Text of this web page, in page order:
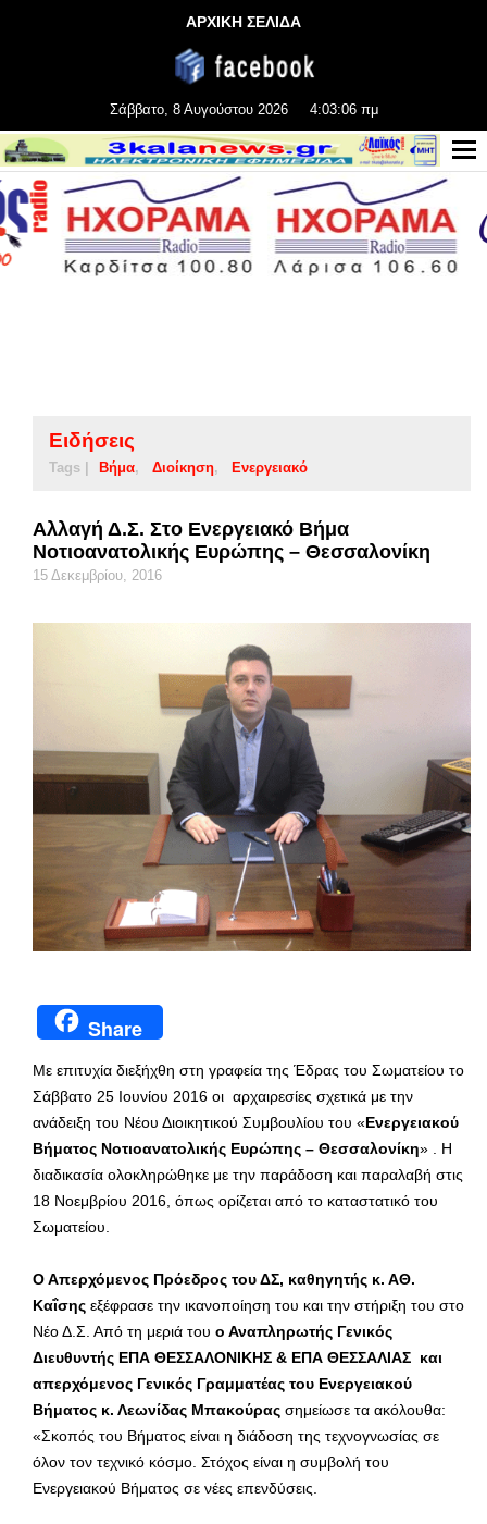
ΑΡΧΙΚΗ ΣΕΛΙΔΑ
Σάββατο, 8 Αυγούστου 2026 4:03:06 πμ
Ειδήσεις
Tags | Βήμα Διοίκηση Ενεργειακό
Αλλαγή Δ.Σ. Στο Ενεργειακό Βήμα
Νοτιοανατολικής Ευρώπης – Θεσσαλονίκη
15 Δεκεμβρίου, 2016
Share
Με επιτυχία διεξήχθη στη γραφεία της Έδρας του Σωματείου το
Σάββατο 25 Ιουνίου 2016 οι αρχαιρεσίες σχετικά με την
ανάδειξη του Νέου Διοικητικού Συμβουλίου του «Ενεργειακού
Βήματος Νοτιοανατολικής Ευρώπης – Θεσσαλονίκη» . Η
διαδικασία ολοκληρώθηκε με την παράδοση και παραλαβή στις
18 Νοεμβρίου 2016, όπως ορίζεται από το καταστατικό του
Σωματείου.
Ο Απερχόμενος Πρόεδρος του ΔΣ, καθηγητής κ. ΑΘ.
Καΐσης εξέφρασε την ικανοποίηση του και την στήριξη του στο
Νέο Δ.Σ. Από τη μεριά του ο Αναπληρωτής Γενικός
Διευθυντής ΕΠΑ ΘΕΣΣΑΛΟΝΙΚΗΣ & ΕΠΑ ΘΕΣΣΑΛΙΑΣ και
απερχόμενος Γενικός Γραμματέας του Ενεργειακού
Βήματος κ. Λεωνίδας Μπακούρας σημείωσε τα ακόλουθα:
«Σκοπός του Βήματος είναι η διάδοση της τεχνογνωσίας σε
όλον τον τεχνικό κόσμο. Στόχος είναι η συμβολή του
Ενεργειακού Βήματος σε νέες επενδύσεις.